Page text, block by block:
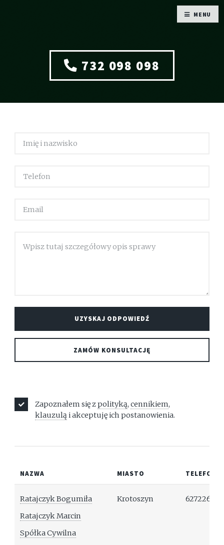
732 098 098
Zapoznałem się zpolityką,cennikiem,
klauzuląi akceptuję ich postanowienia.
NAZWA MIASTO TELEFON
Ratajczyk Bogumiła
Ratajczyk Marcin
Spółka Cywilna
Krotoszyn 627226195
MENU